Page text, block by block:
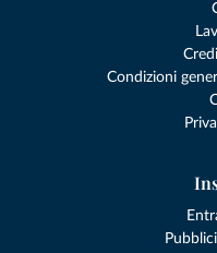
Condizioni